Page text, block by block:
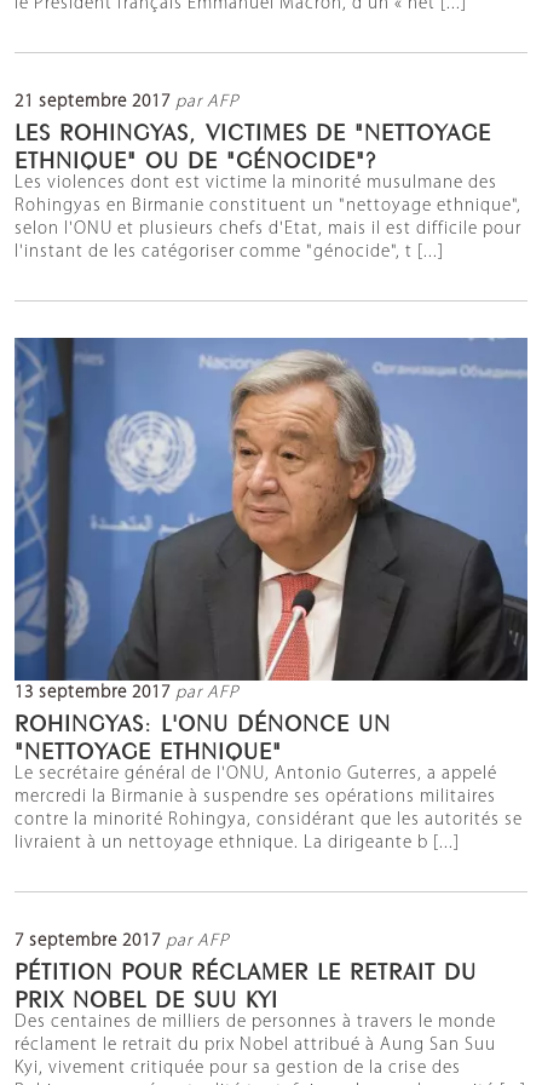
le Président français Emmanuel Macron, d’un « net [...]
21 septembre 2017 par AFP
LES ROHINGYAS, VICTIMES DE "NETTOYAGE
ETHNIQUE" OU DE "GÉNOCIDE"?
Les violences dont est victime la minorité musulmane des
Rohingyas en Birmanie constituent un "nettoyage ethnique",
selon l'ONU et plusieurs chefs d'Etat, mais il est difficile pour
l'instant de les catégoriser comme "génocide", t [...]
13 septembre 2017 par AFP
ROHINGYAS: L'ONU DÉNONCE UN
"NETTOYAGE ETHNIQUE"
Le secrétaire général de l'ONU, Antonio Guterres, a appelé
mercredi la Birmanie à suspendre ses opérations militaires
contre la minorité Rohingya, considérant que les autorités se
livraient à un nettoyage ethnique. La dirigeante b [...]
7 septembre 2017 par AFP
PÉTITION POUR RÉCLAMER LE RETRAIT DU
PRIX NOBEL DE SUU KYI
Des centaines de milliers de personnes à travers le monde
réclament le retrait du prix Nobel attribué à Aung San Suu
Kyi, vivement critiquée pour sa gestion de la crise des